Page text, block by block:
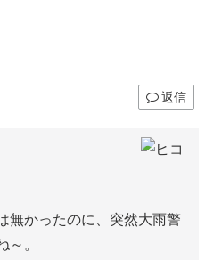
返信
無かったのに、突然大雨警
～。